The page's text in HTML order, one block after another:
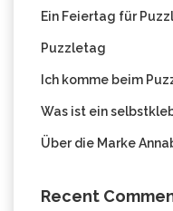
Ein Feiertag für
Puzzletag
Ich komme beim
Was ist ein
Über die Marke
Recent